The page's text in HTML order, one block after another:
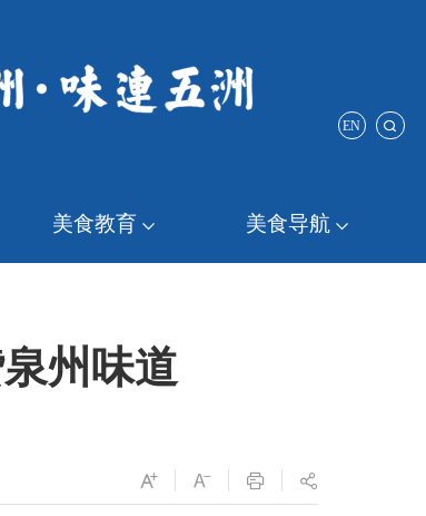
EN
美食教育 美食导航
州味道